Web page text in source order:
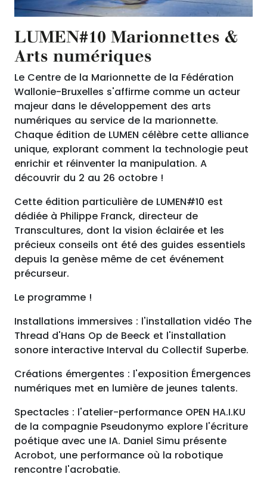
LUMEN#10 Marionnettes &
Arts numériques
Le Centre de la Marionnette de la Fédération
Wallonie-Bruxelles s'affirme comme un acteur
majeur dans le développement des arts
numériques au service de la marionnette.
Chaque édition de LUMEN célèbre cette alliance
unique, explorant comment la technologie peut
enrichir et réinventer la manipulation. A
découvrir du 2 au 26 octobre !
Cette édition particulière de LUMEN#10 est
dédiée à Philippe Franck, directeur de
Transcultures, dont la vision éclairée et les
précieux conseils ont été des guides essentiels
depuis la genèse même de cet événement
précurseur.
Le programme !
Installations immersives : l'installation vidéo The
Thread d'Hans Op de Beeck et l'installation
sonore interactive Interval du Collectif Superbe.
Créations émergentes : l'exposition Émergences
numériques met en lumière de jeunes talents.
Spectacles : l'atelier-performance OPEN HA.I.KU
de la compagnie Pseudonymo explore l'écriture
poétique avec une IA. Daniel Simu présente
Acrobot, une performance où la robotique
rencontre l'acrobatie.